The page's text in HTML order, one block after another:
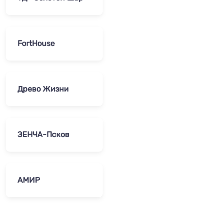
FortHouse
Древо Жизни
ЗЕНЧА-Псков
АМИР